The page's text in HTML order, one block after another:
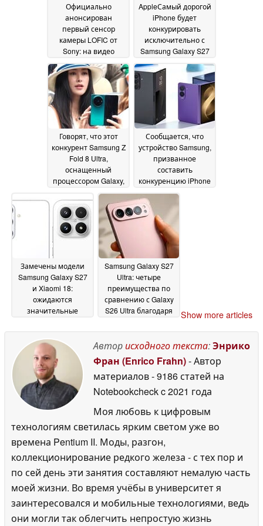
Официально
анонсирован
первый сенсор
камеры LOFIC от
Sony: на видео
продемонстрированы
преимущества Lytia
L910 для моделей
Vivo X500 и Oppo Find
X10
17 June 2026
AppleСамый дорогой
iPhone будет
конкурировать
исключительно с
Samsung Galaxy S27
Ultra
15 June 2026
Говорят, что этот
конкурент Samsung Z
Fold 8 Ultra,
оснащенный
процессором Galaxy,
станет идеальной
заменой
персональному
компьютеру 15 June
2026
Сообщается, что
устройство Samsung,
призванное
составить
конкуренцию iPhone
Ultra, отличается
количеством складок
по сравнению с
моделью Z Fold8 Ultra
серии « Galaxy »
благодаря более
толстому стеклу UTG
15 June 2026
Замечены модели
Samsung Galaxy S27
и Xiaomi 18:
ожидаются
значительные
15 June 2026
Samsung Galaxy S27
Ultra: четыре
преимущества по
сравнению с Galaxy
S26 Ultra благодаря
June 2026
Show more articles
Авторисходного текста:Энрико
Фран (Enrico Frahn)- Автор
материалов- 9186 статей на
Notebookcheckc 2021 года
Моя любовь к цифровым
технологиям светилась ярким светом уже во
времена Pentium II. Моды, разгон,
коллекционирование редкого железа - с тех пор и
по сей день эти занятия составляют немалую часть
моей жизни. Во время учёбы в университет я
заинтересовался и мобильные технологиями, ведь
они могли так облегчить непростую жизнь